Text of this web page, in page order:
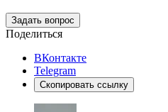
Задать вопрос
Поделиться
ВКонтакте
Telegram
Скопировать ссылку